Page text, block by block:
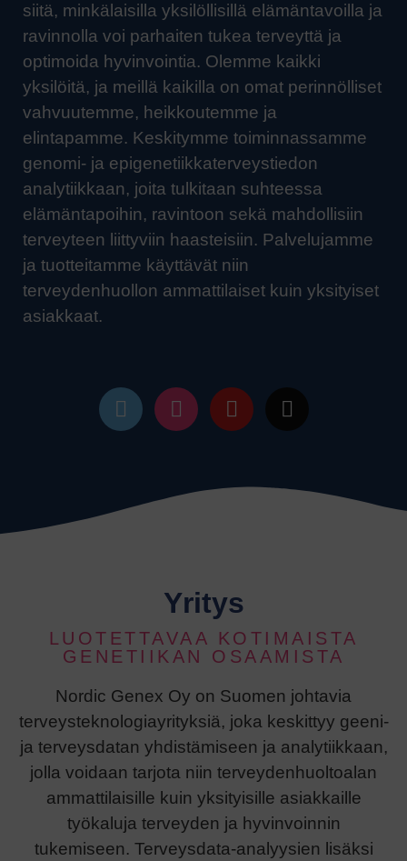
siitä, minkälaisilla yksilöllisillä elämäntavoilla ja
ravinnolla voi parhaiten tukea terveyttä ja
optimoida hyvinvointia. Olemme kaikki
yksilöitä, ja meillä kaikilla on omat perinnölliset
vahvuutemme, heikkoutemme ja
elintapamme. Keskitymme toiminnassamme
genomi- ja epigenetiikkaterveystiedon
analytiikkaan, joita tulkitaan suhteessa
elämäntapoihin, ravintoon sekä mahdollisiin
terveyteen liittyviin haasteisiin. Palvelujamme
ja tuotteitamme käyttävät niin
terveydenhuollon ammattilaiset kuin yksityiset
asiakkaat.
Yritys
LUOTETTAVAA KOTIMAISTA
GENETIIKAN OSAAMISTA
Nordic Genex Oy on Suomen johtavia
terveysteknologiayrityksiä, joka keskittyy geeni-
ja terveysdatan yhdistämiseen ja analytiikkaan,
jolla voidaan tarjota niin terveydenhuoltoalan
ammattilaisille kuin yksityisille asiakkaille
työkaluja terveyden ja hyvinvoinnin
tukemiseen. Terveysdata-analyysien lisäksi